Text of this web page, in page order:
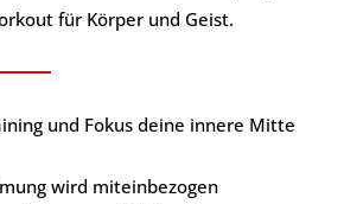
für Körper und Geist.
und Fokus deine innere Mitte
wird miteinbezogen